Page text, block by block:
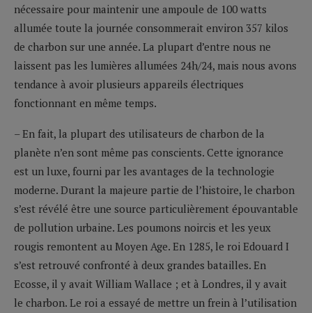
nécessaire pour maintenir une ampoule de 100 watts
allumée toute la journée consommerait environ 357 kilos
de charbon sur une année. La plupart d’entre nous ne
laissent pas les lumières allumées 24h/24, mais nous avons
tendance à avoir plusieurs appareils électriques
fonctionnant en même temps.
– En fait, la plupart des utilisateurs de charbon de la
planète n’en sont même pas conscients. Cette ignorance
est un luxe, fourni par les avantages de la technologie
moderne. Durant la majeure partie de l’histoire, le charbon
s’est révélé être une source particulièrement épouvantable
de pollution urbaine. Les poumons noircis et les yeux
rougis remontent au Moyen Age. En 1285, le roi Edouard I
s’est retrouvé confronté à deux grandes batailles. En
Ecosse, il y avait William Wallace ; et à Londres, il y avait
le charbon. Le roi a essayé de mettre un frein à l’utilisation